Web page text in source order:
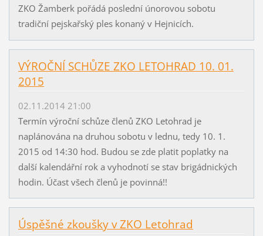
ZKO Žamberk pořádá poslední únorovou sobotu
tradiční pejskařský ples konaný v Hejnicích.
VÝROČNÍ SCHŮZE ZKO LETOHRAD 10. 01.
2015
02.11.2014 21:00
Termín výroční schůze členů ZKO Letohrad je
naplánována na druhou sobotu v lednu, tedy 10. 1.
2015 od 14:30 hod. Budou se zde platit poplatky na
další kalendářní rok a vyhodnotí se stav brigádnických
hodin. Účast všech členů je povinná!!
Úspěšné zkoušky v ZKO Letohrad